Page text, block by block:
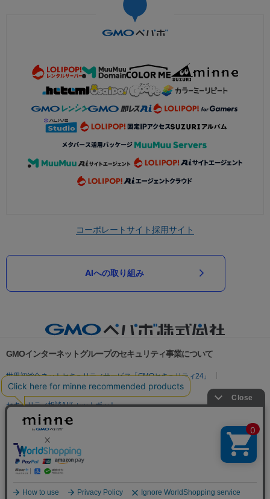
コーポレートサイト採用サイト
AIへの取り組み
GMOインターネットグループのセキュリティ事業について
世界初総合ネットセキュリティサービス「GMOセキュリティ24」
パスワード漏洩診断
Webサイトリスク診断
セキュリティ相談AIチャットボット
実在証明・盗聴対策
サイバー攻撃対策（GMO Flatt Security）
セキュリティ事業の軌跡